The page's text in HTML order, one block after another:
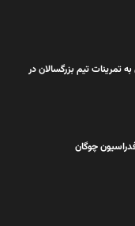
تمرینات تیم بزرگسالان در
چوگان